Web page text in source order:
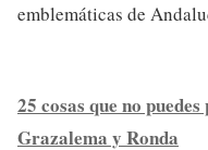
emblemáticas de
25 cosas que no
Grazalema y Ronda